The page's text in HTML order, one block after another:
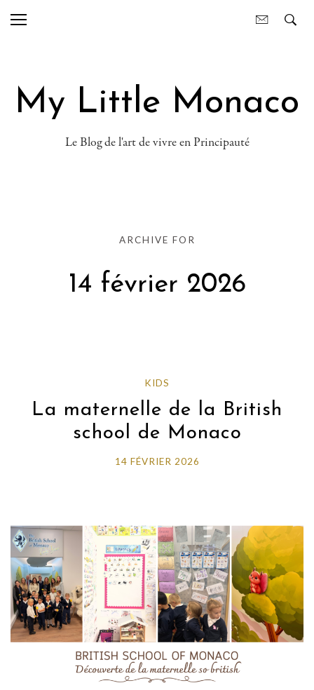
My Little Monaco
Le Blog de l'art de vivre en Principauté
ARCHIVE FOR
14 février 2026
KIDS
La maternelle de la British
school de Monaco
14 FÉVRIER 2026